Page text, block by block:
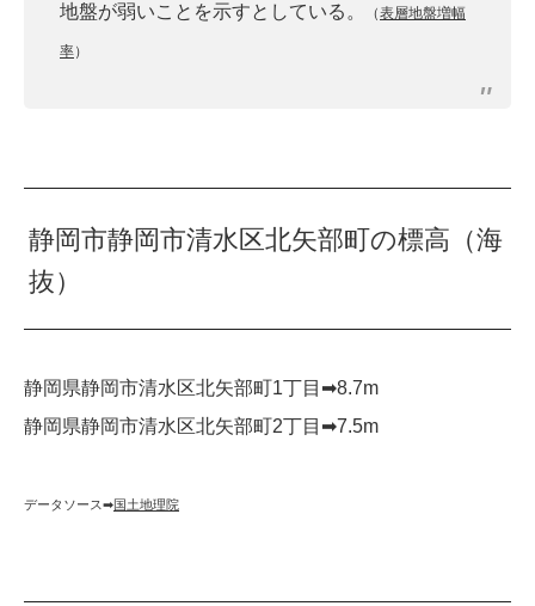
地盤が弱いことを示すとしている。
（表層地盤増幅
率）
静岡市静岡市清水区北矢部町の標高（海
抜）
静岡県静岡市清水区北矢部町1丁目➡︎8.7m
静岡県静岡市清水区北矢部町2丁目➡︎7.5m
データソース➡︎国土地理院